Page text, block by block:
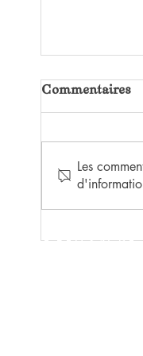
Commentaires
Les
LE FEU SACRÉ